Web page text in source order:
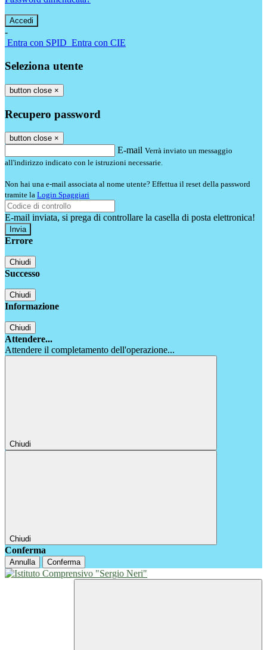
-
Entra con SPID Entra con CIE
Seleziona utente
button close ×
Recupero password
button close ×
E-mail Verrà inviato un messaggio
all'indirizzo indicato con le istruzioni necessarie.
Non hai una e-mail associata al nome utente? Effettua il reset della password
tramite la Login Spaggiari
E-mail inviata, si prega di controllare la casella di posta elettronica!
Errore
Chiudi
Successo
Chiudi
Informazione
Chiudi
Attendere...
Attendere il completamento dell'operazione...
Chiudi
Chiudi
Conferma
Annulla Conferma